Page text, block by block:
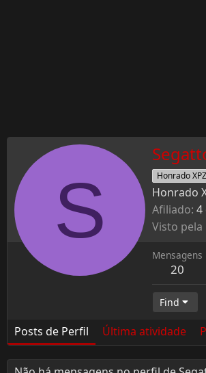
S Honrado XPZ
Honrado
Afiliado 4
Visto pela
Mensagens
20
Find
Posts de Perfil Última atividade